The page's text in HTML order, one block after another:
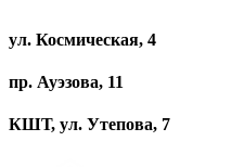
ул. Космическая, 4
пр. Ауэзова, 11
КШТ, ул. Утепова, 7